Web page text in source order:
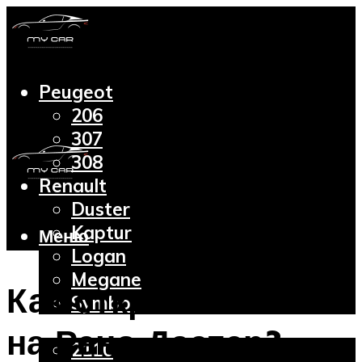
Peugeot
206
307
308
Renault
Duster
Kaptur
Logan
Megane
Symbol
Lada
2110
Меню
Как открыть капот
на Рено Дастер?